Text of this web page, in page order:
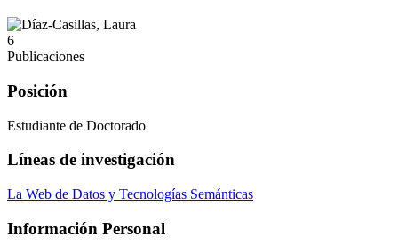
6
Publicaciones
Posición
Estudiante de Doctorado
Líneas de investigación
La Web de Datos y Tecnologías Semánticas
Información Personal